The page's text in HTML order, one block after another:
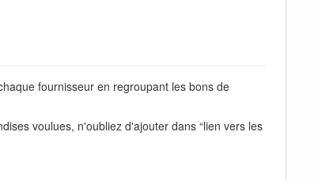
fournisseur en regroupant les bons de
voulues, n'oubliez d'ajouter dans “lien vers les